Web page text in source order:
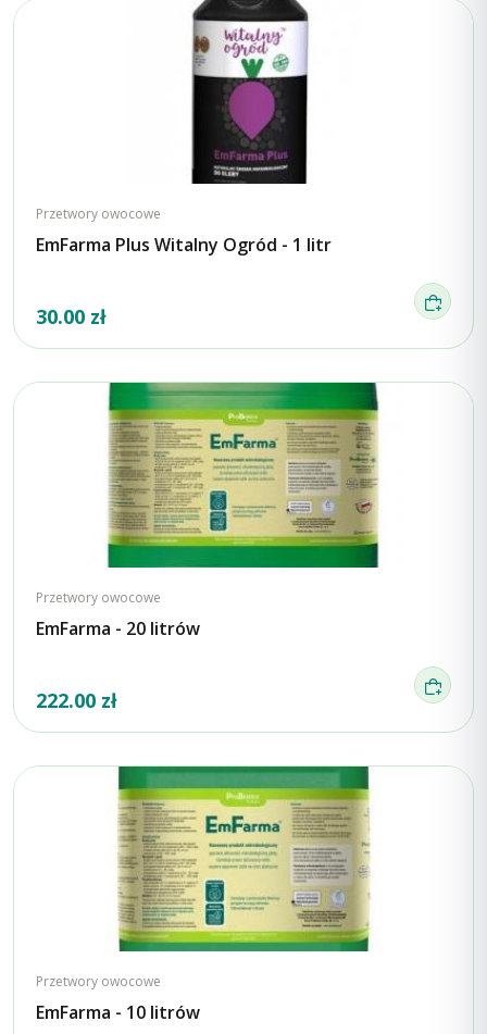
Przetwory owocowe
EmFarma Plus Witalny Ogród - 1 litr
30.00 zł
Przetwory owocowe
EmFarma - 20 litrów
222.00 zł
Przetwory owocowe
EmFarma - 10 litrów